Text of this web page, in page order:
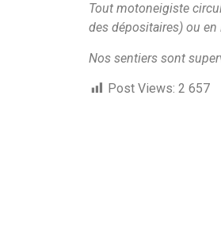
Tout motoneigiste
des dépositaires) ou
Nos sentiers sont
Post Views: 2 657